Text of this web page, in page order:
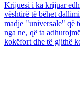
Krijuesi i ka krijuar
vështirë të bëhet
madje "universale" që
nga ne, që ta
kokëfort dhe të gjithë